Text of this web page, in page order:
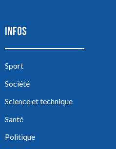
INFOS
Sport
Société
Science et technique
Santé
Politique